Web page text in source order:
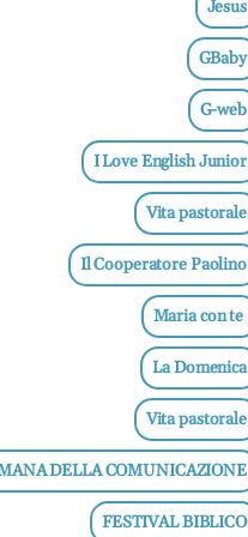
Jesus
GBaby
G-web
I Love English Junior
Vita pastorale
Il Cooperatore Paolino
Maria con te
La Domenica
Vita pastorale
DELLA COMUNICAZIONE
FESTIVAL BIBLICO